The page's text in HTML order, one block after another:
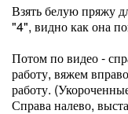
Взять белую пряжу
"4", видно как она
Потом по видео -
работу, вяжем
работу.
Справа налево,